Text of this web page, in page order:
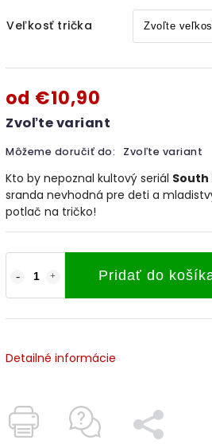
Veľkosť trička
od €10,90
Zvoľte variant
Môžeme doručiť do: Zvoľte variant
Pridať do
Kto by nepoznal kultový seriál South
sranda nevhodná pre deti a
potlač na tričko!
Detailné informácie